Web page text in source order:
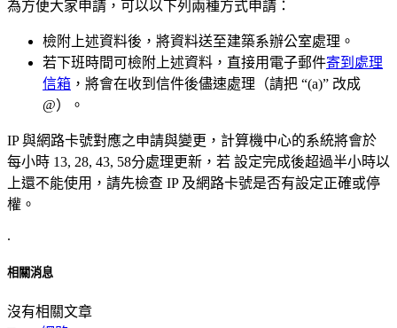
為方便大家申請，可以以下列兩種方式申請：
檢附上述資料後，將資料送至建築系辦公室處理。
若下班時間可檢附上述資料，直接用電子郵件寄到處理
信箱 ，將會在收到信件後儘速處理（請把 “(a)” 改成
@）。
IP 與網路卡號對應之申請與變更，計算機中心的系統將會於
每小時 13, 28, 43, 58分處理更新，若 設定完成後超過半小時以
上還不能使用，請先檢查 IP 及網路卡號是否有設定正確或停
權。
.
相關消息
沒有相關文章